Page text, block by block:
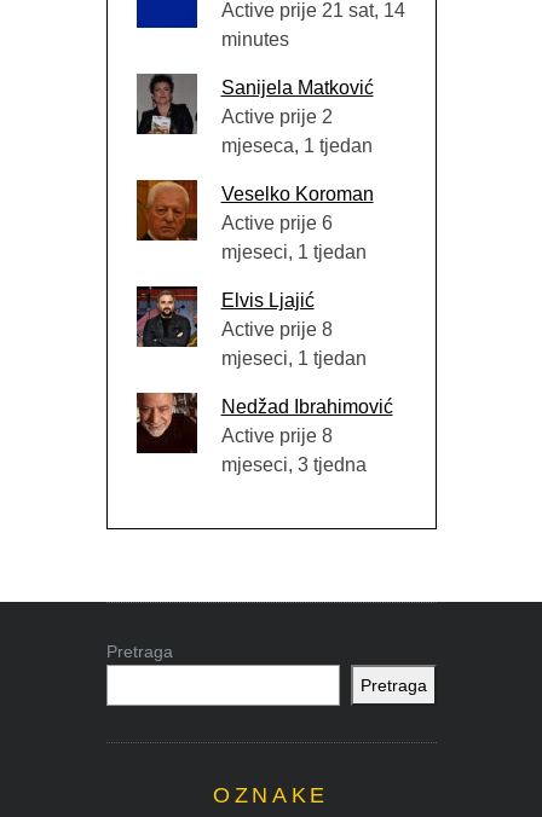
Active prije 21 sat, 14
minutes
Sanijela Matković
Active prije 2
mjeseca, 1 tjedan
Veselko Koroman
Active prije 6
mjeseci, 1 tjedan
Elvis Ljajić
Active prije 8
mjeseci, 1 tjedan
Nedžad Ibrahimović
Active prije 8
mjeseci, 3 tjedna
Pretraga
Pretraga
OZNAKE